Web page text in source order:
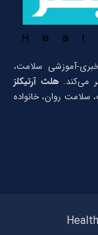
مجله خبری-آموزشی سلامت،
می‌کند.هلث آرتیکلز
سلامت روان، خانواده
تمامی حقوق مادی و معنوی این سایت برای Health